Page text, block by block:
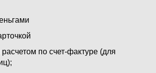
по счет-фактуре (для